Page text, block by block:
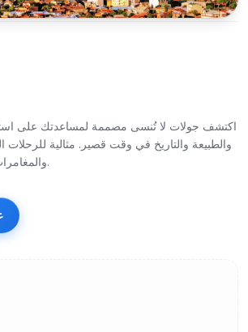
اكتشف جولات لا تُنسى مصممة لمساعدتك على
والطبيعة والتاريخ في وقت قصير. مثالية للرحلات
والمغامرات الممتعة خلال إقامتك.